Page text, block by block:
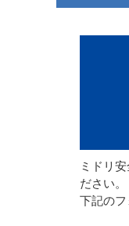
ミドリ
ださい。
下記の